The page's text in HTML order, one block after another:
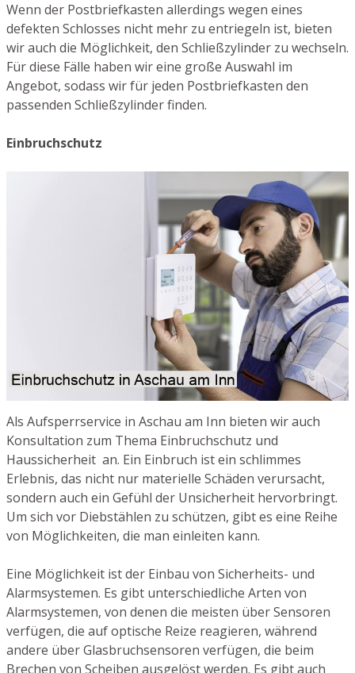
Wenn der Postbriefkasten allerdings wegen eines
defekten Schlosses nicht mehr zu entriegeln ist, bieten
wir auch die Möglichkeit, den Schließzylinder zu wechseln.
Für diese Fälle haben wir eine große Auswahl im
Angebot, sodass wir für jeden Postbriefkasten den
passenden Schließzylinder finden.
Einbruchschutz
Als Aufsperrservice in Aschau am Inn bieten wir auch
Konsultation zum Thema Einbruchschutz und
Haussicherheit an. Ein Einbruch ist ein schlimmes
Erlebnis, das nicht nur materielle Schäden verursacht,
sondern auch ein Gefühl der Unsicherheit hervorbringt.
Um sich vor Diebstählen zu schützen, gibt es eine Reihe
von Möglichkeiten, die man einleiten kann.
Eine Möglichkeit ist der Einbau von Sicherheits- und
Alarmsystemen. Es gibt unterschiedliche Arten von
Alarmsystemen, von denen die meisten über Sensoren
verfügen, die auf optische Reize reagieren, während
andere über Glasbruchsensoren verfügen, die beim
Brechen von Scheiben ausgelöst werden. Es gibt auch